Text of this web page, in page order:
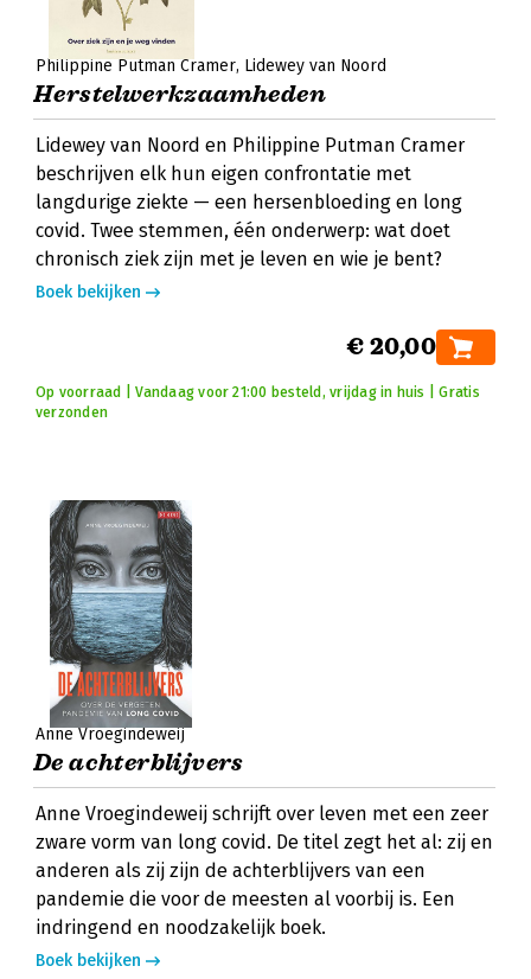
Philippine Putman Cramer Lidewey van Noord
Herstelwerkzaamheden
Lidewey van Noord en Philippine Putman Cramer
beschrijven elk hun eigen confrontatie met
langdurige ziekte — een hersenbloeding en long
covid. Twee stemmen, één onderwerp: wat doet
chronisch ziek zijn met je leven en wie je bent?
Boek bekijken
€ 20,00
Op voorraad | Vandaag voor 21:00 besteld, vrijdag in huis | Gratis
verzonden
Anne Vroegindeweij
De achterblijvers
Anne Vroegindeweij schrijft over leven met een zeer
zware vorm van long covid. De titel zegt het al: zij en
anderen als zij zijn de achterblijvers van een
pandemie die voor de meesten al voorbij is. Een
indringend en noodzakelijk boek.
Boek bekijken